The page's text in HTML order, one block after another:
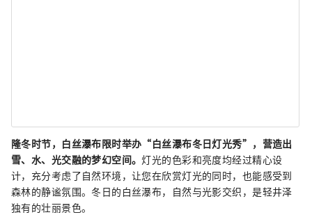
隆冬时节，白丝瀑布限时举办“白丝瀑布冬日灯光秀”，营造出
雪、水、光交融的梦幻空间。 灯光的色彩和亮度均经过精心设
计，充分考虑了自然环境，让您在欣赏灯光的同时，也能感受到
森林的静谧氛围。冬日的白丝瀑布，自然与光影交织，是轻井泽
独有的壮丽景色。